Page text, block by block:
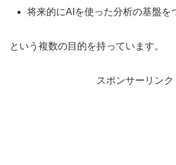
将来的にAIを使った分析の基盤を
という複数の目的を持っています。
スポンサーリンク